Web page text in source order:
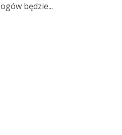
będzie...